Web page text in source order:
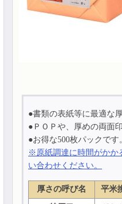
●書類の表紙等に最適な
●ＰＯＰや、厚めの両面
●お得な500枚パックです
※原紙調達に時間がかか
い合わせください。
厚さの呼び名 平米